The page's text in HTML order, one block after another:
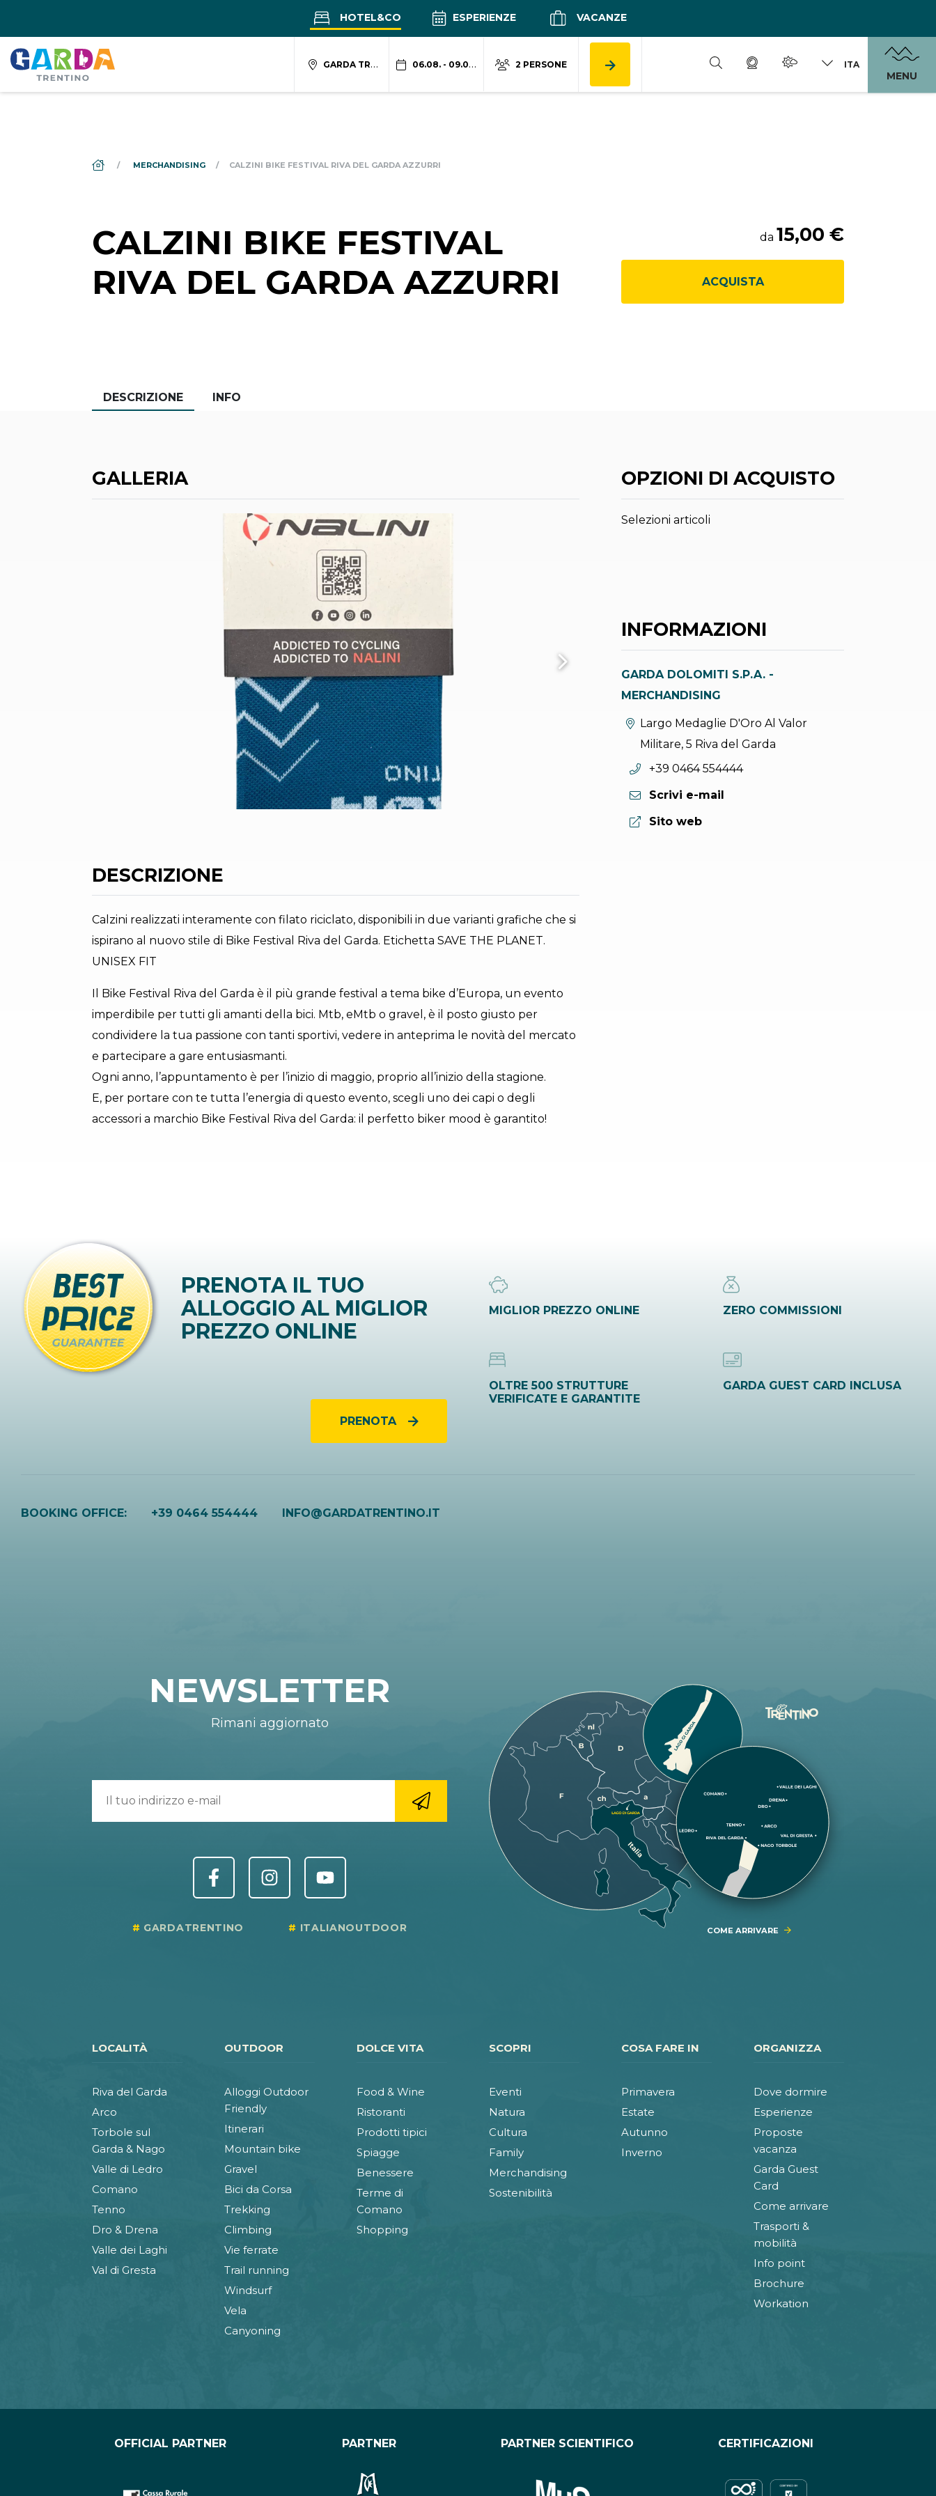
HOTEL&CO ESPERIENZE VACANZE
GARDA TRENTINO 06.08. - 09.08. 2 PERSONE ITA
MENU
DS_BREADCRUMB.HOME
MERCHANDISING CALZINI BIKE FESTIVAL RIVA DEL GARDA AZZURRI
CALZINI BIKE FESTIVAL
RIVA DEL GARDA AZZURRI
da 15,00 €
ACQUISTA
DESCRIZIONE INFO
GALLERIA
DESCRIZIONE
Calzini realizzati interamente con filato riciclato, disponibili in due varianti grafiche che si
ispirano al nuovo stile di Bike Festival Riva del Garda. Etichetta SAVE THE PLANET.
UNISEX FIT
Il Bike Festival Riva del Garda è il più grande festival a tema bike d’Europa, un evento
imperdibile per tutti gli amanti della bici. Mtb, eMtb o gravel, è il posto giusto per
condividere la tua passione con tanti sportivi, vedere in anteprima le novità del mercato
e partecipare a gare entusiasmanti.
Ogni anno, l’appuntamento è per l’inizio di maggio, proprio all’inizio della stagione.
E, per portare con te tutta l’energia di questo evento, scegli uno dei capi o degli
accessori a marchio Bike Festival Riva del Garda: il perfetto biker mood è garantito!
OPZIONI DI ACQUISTO
Selezioni articoli
INFORMAZIONI
GARDA DOLOMITI S.P.A. -
MERCHANDISING
Località:
Largo Medaglie D'Oro Al Valor
Militare, 5 Riva del Garda
Telefono:
+39 0464 554444
Scrivi e-mail
Sito web:
Sito web
PRENOTA IL TUO
ALLOGGIO AL MIGLIOR
PREZZO ONLINE
PRENOTA
MIGLIOR PREZZO ONLINE ZERO COMMISSIONI
OLTRE 500 STRUTTURE
VERIFICATE E GARANTITE
GARDA GUEST CARD INCLUSA
BOOKING OFFICE: +39 0464 554444 INFO@GARDATRENTINO.IT
COME ARRIVARE
NEWSLETTER
Rimani aggiornato
GARDATRENTINO ITALIANOUTDOOR
LOCALITÀ
Riva del Garda
Arco
Torbole sul
Garda & Nago
Valle di Ledro
Comano
Tenno
Dro & Drena
Valle dei Laghi
Val di Gresta
OUTDOOR
Alloggi Outdoor
Friendly
Itinerari
Mountain bike
Gravel
Bici da Corsa
Trekking
Climbing
Vie ferrate
Trail running
Windsurf
Vela
Canyoning
DOLCE VITA
Food & Wine
Ristoranti
Prodotti tipici
Spiagge
Benessere
Terme di
Comano
Shopping
SCOPRI
Eventi
Natura
Cultura
Family
Merchandising
Sostenibilità
COSA FARE IN
Primavera
Estate
Autunno
Inverno
ORGANIZZA
Dove dormire
Esperienze
Proposte
vacanza
Garda Guest
Card
Come arrivare
Trasporti &
mobilità
Info point
Brochure
Workation
OFFICIAL PARTNER PARTNER PARTNER SCIENTIFICO CERTIFICAZIONI